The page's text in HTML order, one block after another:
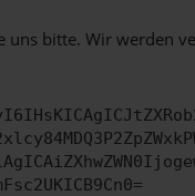
bitte. Wir werden